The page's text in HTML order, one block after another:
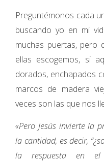
Preguntémonos cada
buscando yo en mi
muchas puertas, pero
ellas escogemos, si
dorados, enchapados
marcos de madera
veces son las que nos
«Pero Jesús invierte la
la cantidad, es decir,
la respuesta en el